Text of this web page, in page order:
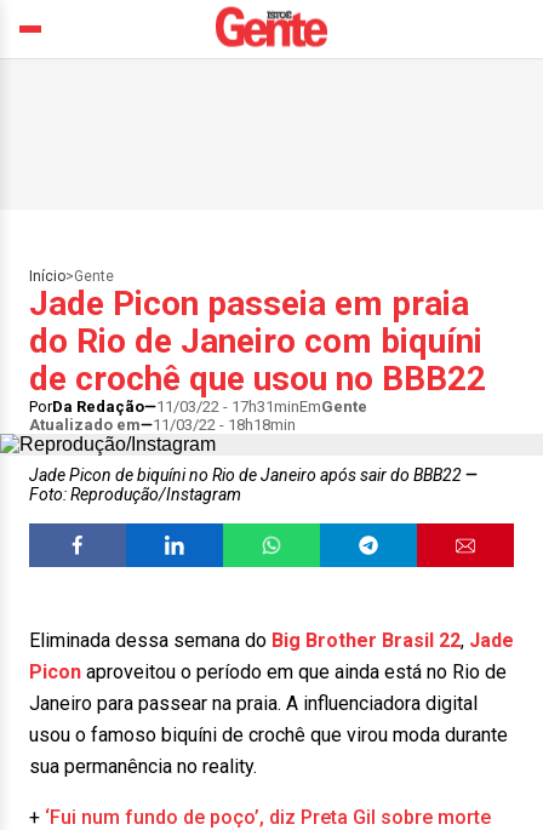
Início>Gente
Jade Picon passeia em praia
do Rio de Janeiro com biquíni
de crochê que usou no BBB22
PorDa Redação 11/03/22 - 17h31minEmGente
Atualizado em
11/03/22 - 18h18min
Jade Picon de biquíni no Rio de Janeiro após sair do BBB22
Foto: Reprodução/Instagram
Eliminada dessa semana do Big Brother Brasil 22, Jade
Picon aproveitou o período em que ainda está no Rio de
Janeiro para passear na praia. A influenciadora digital
usou o famoso biquíni de crochê que virou moda durante
sua permanência no reality.
+ ‘Fui num fundo de poço’, diz Preta Gil sobre morte